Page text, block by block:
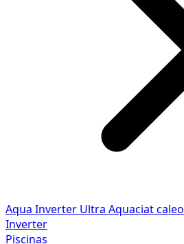
Aqua Inverter Ultra Aquaciat caleo
Inverter
Piscinas